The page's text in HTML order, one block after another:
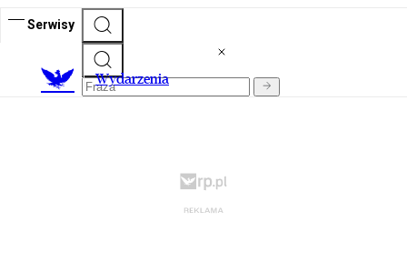
Serwisy
Wydarzenia